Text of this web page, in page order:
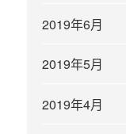
2019年6月
2019年5月
2019年4月